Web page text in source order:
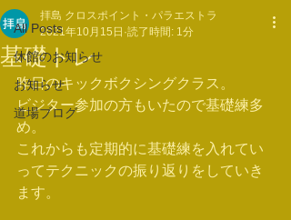
All Posts
休館のお知らせ
お知らせ
道場ブログ
基礎トレ
拝島 クロスポイント・パラエストラ
2021年10月15日 読了時間: 1分
昨日のキックボクシングクラス。
ビジター参加の方もいたので基礎練多
め。
これからも定期的に基礎練を入れてい
ってテクニックの振り返りをしていき
ます。